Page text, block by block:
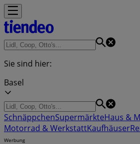
Sie sind hier:
Basel
SchnäppchenSupermärkteHaus &
Motorrad & WerkstattKaufhäuser
Werbung